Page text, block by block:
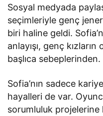
Sosyal medyada
seçimleriyle genç
biri haline geldi.
anlayışı, genç
başlıca sebeplerinden.
Sofia’nın sadece
hayalleri de var.
sorumluluk projelerine